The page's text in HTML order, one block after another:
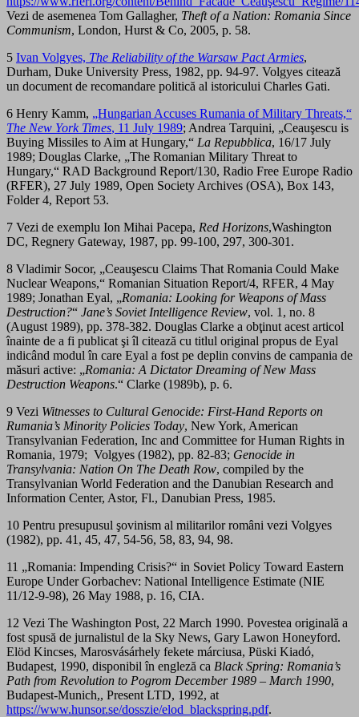
Vezi de asemenea Tom Gallagher, Theft of a Nation: Romania Since
Communism, London, Hurst & Co, 2005, p. 58.
5 Ivan Volgyes, The Reliability of the Warsaw Pact Armies,
Durham, Duke University Press, 1982, pp. 94-97. Volgyes citează
un document de recomandare politică al istoricului Charles Gati.
6 Henry Kamm, „Hungarian Accuses Rumania of Military Threats,“
The New York Times, 11 July 1989; Andrea Tarquini, „Ceauşescu is
Buying Missiles to Aim at Hungary,“ La Repubblica, 16/17 July
1989; Douglas Clarke, „The Romanian Military Threat to
Hungary,“ RAD Background Report/130, Radio Free Europe Radio
(RFER), 27 July 1989, Open Society Archives (OSA), Box 143,
Folder 4, Report 53.
7 Vezi de exemplu Ion Mihai Pacepa, Red Horizons,Washington
DC, Regnery Gateway, 1987, pp. 99-100, 297, 300-301.
8 Vladimir Socor, „Ceauşescu Claims That Romania Could Make
Nuclear Weapons,“ Romanian Situation Report/4, RFER, 4 May
1989; Jonathan Eyal, „Romania: Looking for Weapons of Mass
Destruction?“ Jane’s Soviet Intelligence Review, vol. 1, no. 8
(August 1989), pp. 378-382. Douglas Clarke a obţinut acest articol
înainte de a fi publicat şi îl citează cu titlul original propus de Eyal
indicând modul în care Eyal a fost pe deplin convins de campania de
măsuri active: „Romania: A Dictator Dreaming of New Mass
Destruction Weapons.“ Clarke (1989b), p. 6.
9 Vezi Witnesses to Cultural Genocide: First-Hand Reports on
Rumania’s Minority Policies Today, New York, American
Transylvanian Federation, Inc and Committee for Human Rights in
Romania, 1979; Volgyes (1982), pp. 82-83; Genocide in
Transylvania: Nation On The Death Row, compiled by the
Transylvanian World Federation and the Danubian Research and
Information Center, Astor, Fl., Danubian Press, 1985.
10 Pentru presupusul şovinism al militarilor români vezi Volgyes
(1982), pp. 41, 45, 47, 54-56, 58, 83, 94, 98.
11 „Romania: Impending Crisis?“ in Soviet Policy Toward Eastern
Europe Under Gorbachev: National Intelligence Estimate (NIE
11/12-9-98), 26 May 1988, p. 16, CIA.
12 Vezi The Washington Post, 22 March 1990. Povestea originală a
fost spusă de jurnalistul de la Sky News, Gary Lawon Honeyford.
Elöd Kincses, Marosvásárhely fekete márciusa, Püski Kiadó,
Budapest, 1990, disponibil în engleză ca Black Spring: Romania’s
Path from Revolution to Pogrom December 1989 – March 1990,
Budapest-Munich,, Present LTD, 1992, at
https://www.hunsor.se/dosszie/elod_blackspring.pdf.